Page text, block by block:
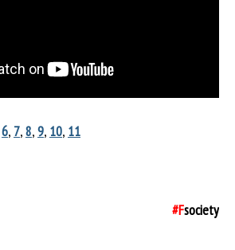
6, 7,8,9, 10, 11
#Fsociety